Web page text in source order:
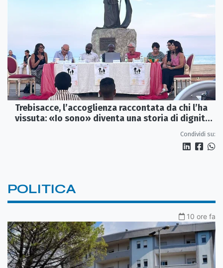
Trebisacce, l’accoglienza raccontata da chi l’ha
vissuta: «Io sono» diventa una storia di dignità
Condividi su:
POLITICA
10 ore fa